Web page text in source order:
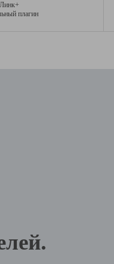
Линк+
плагин